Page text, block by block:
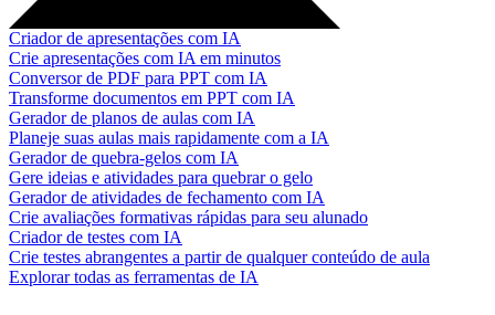
Criador de apresentações com IA
Crie apresentações com IA em minutos
Conversor de PDF para PPT com IA
Transforme documentos em PPT com IA
Gerador de planos de aulas com IA
Planeje suas aulas mais rapidamente com a IA
Gerador de quebra-gelos com IA
Gere ideias e atividades para quebrar o gelo
Gerador de atividades de fechamento com IA
Crie avaliações formativas rápidas para seu alunado
Criador de testes com IA
Crie testes abrangentes a partir de qualquer conteúdo de aula
Explorar todas as ferramentas de IA